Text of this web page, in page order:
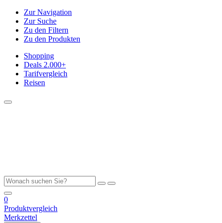
Zur Navigation
Zur Suche
Zu den Filtern
Zu den Produkten
Shopping
Deals 2.000+
Tarifvergleich
Reisen
0
Produktvergleich
Merkzettel